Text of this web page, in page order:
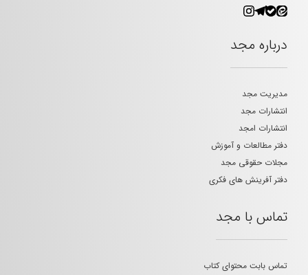
درباره مجد
مدیریت مجد
انتشارات مجد
انتشارات امجد
دفتر مطالعات و آموزش
مجلات حقوقی مجد
دفتر آفرینش های فکری
تماس با مجد
تماس بابت محتوای کتاب